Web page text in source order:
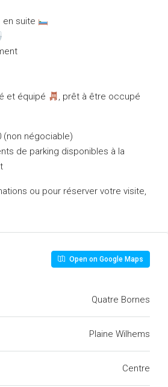
en suite
et équipé
, prêt à être occupé
(non négociable)
de parking disponibles à la
ou pour réserver votre visite,
Open on Google Maps
Quatre Bornes
Plaine Wilhems
Centre